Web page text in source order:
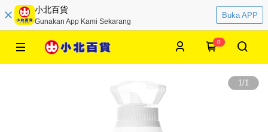
小北百貨
Gunakan App Kami Sekarang
Buka APP
0
1/1